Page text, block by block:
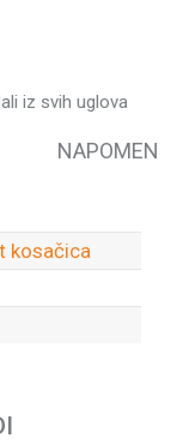
iz svih uglova
NAPOMENA
kosačica